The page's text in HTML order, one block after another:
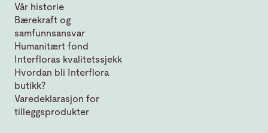
Vår historie
Bærekraft og
samfunnsansvar
Humanitært fond
Interfloras kvalitetssjekk
Hvordan bli Interflora
butikk?
Varedeklarasjon for
tilleggsprodukter